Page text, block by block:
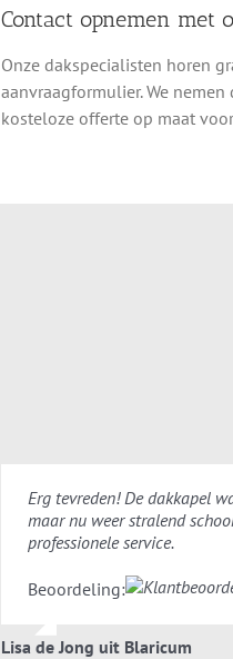
Contact opnemen met
Onze dakspecialisten horen
aanvraagformulier. We
kosteloze offerte op maat
Erg tevreden! De dakkapel
maar nu weer stralend
professionele service.
Beoordeling:
Lisa de Jong uit Blaricum